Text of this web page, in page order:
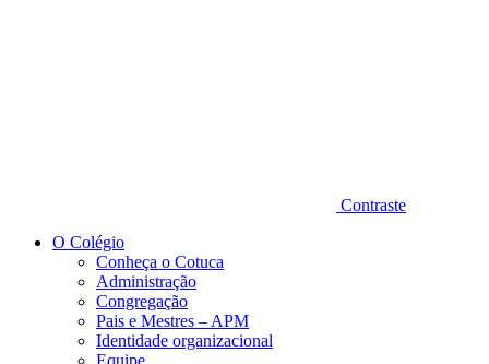
Contraste
O Colégio
Conheça o Cotuca
Administração
Congregação
Pais e Mestres – APM
Identidade organizacional
Equipe